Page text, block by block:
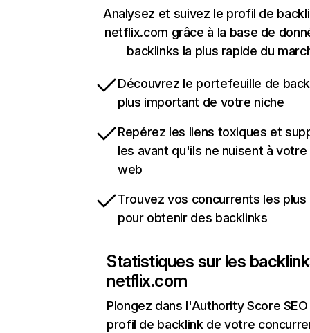
Analysez et suivez le profil de
netflix.com grâce à la base de
backlinks la plus rapide du
Découvrez le portefeuille de
plus important de votre niche
Repérez les liens toxiques et
les avant qu'ils ne nuisent à
web
Trouvez vos concurrents les
pour obtenir des backlinks
Statistiques sur les
netflix.com
Plongez dans l'Authority Score
profil de backlink de votre